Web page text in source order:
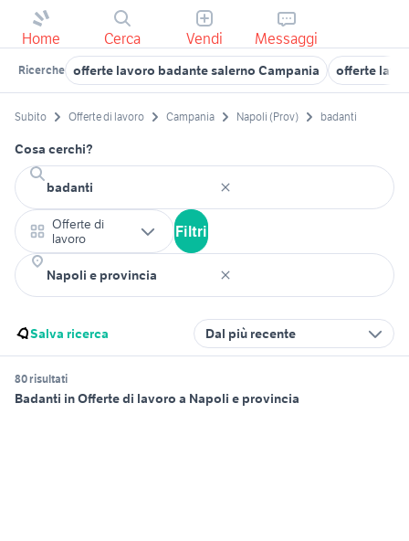
Home Cerca Vendi Messaggi
Ricerche offerte lavoro badante salerno Campania offerte
Subito Offerte di lavoro Campania Napoli (Prov) badanti
Cosa cerchi?
Offerte di
lavoro
Filtri
Salva ricerca Dal più recente
80 risultati
Badanti in Offerte di lavoro a Napoli e provincia